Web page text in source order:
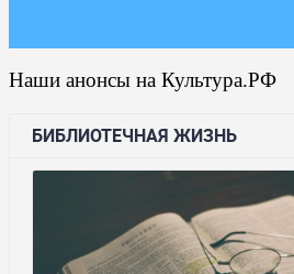
Наши анонсы на Культура.РФ